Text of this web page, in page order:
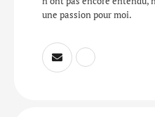
une passion pour moi.